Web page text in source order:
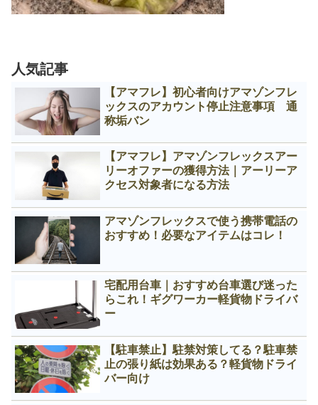
人気記事
【アマフレ】初心者向けアマゾンフレ
ックスのアカウント停止注意事項 通
称垢バン
【アマフレ】アマゾンフレックスアー
リーオファーの獲得方法｜アーリーア
クセス対象者になる方法
アマゾンフレックスで使う携帯電話の
おすすめ！必要なアイテムはコレ！
宅配用台車｜おすすめ台車選び迷った
らこれ！ギグワーカー軽貨物ドライバ
ー
【駐車禁止】駐禁対策してる？駐車禁
止の張り紙は効果ある？軽貨物ドライ
バー向け